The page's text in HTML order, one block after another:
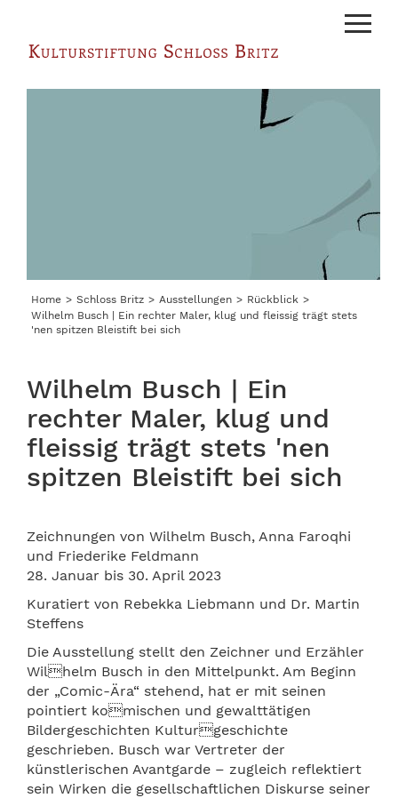
Menu
Home Schloss Britz Ausstellungen
Rückblick
Wilhelm Busch | Ein rechter Maler, klug und fleissig trägt stets
'nen spitzen Bleistift bei sich
Wilhelm Busch | Ein
rechter Maler, klug und
fleissig trägt stets 'nen
spitzen Bleistift bei sich
Zeichnungen von Wilhelm Busch, Anna Faroqhi
und Friederike Feldmann
28. Januar bis 30. April 2023
Kuratiert von Rebekka Liebmann und Dr. Martin
Steffens
Die Ausstellung stellt den Zeichner und Erzähler
Wilhelm Busch in den Mittelpunkt. Am Beginn
der „Comic-Ära“ stehend, hat er mit seinen
pointiert komischen und gewalttätigen
Bildergeschichten Kulturgeschichte
geschrieben. Busch war Vertreter der
künstlerischen Avantgarde – zugleich reflektiert
sein Wirken die gesellschaftlichen Diskurse seiner